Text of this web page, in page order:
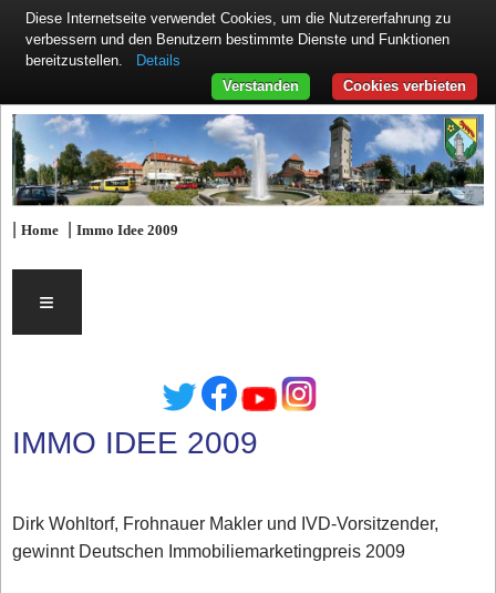
|Home |Immo Idee 2009
≡
IMMO IDEE 2009
Dirk Wohltorf, Frohnauer Makler und IVD-Vorsitzender,
gewinnt Deutschen Immobiliemarketingpreis 2009
Diese Internetseite verwendet Cookies, um die Nutzererfahrung zu
verbessern und den Benutzern bestimmte Dienste und Funktionen
bereitzustellen.
Details
Cookies verbieten
Verstanden